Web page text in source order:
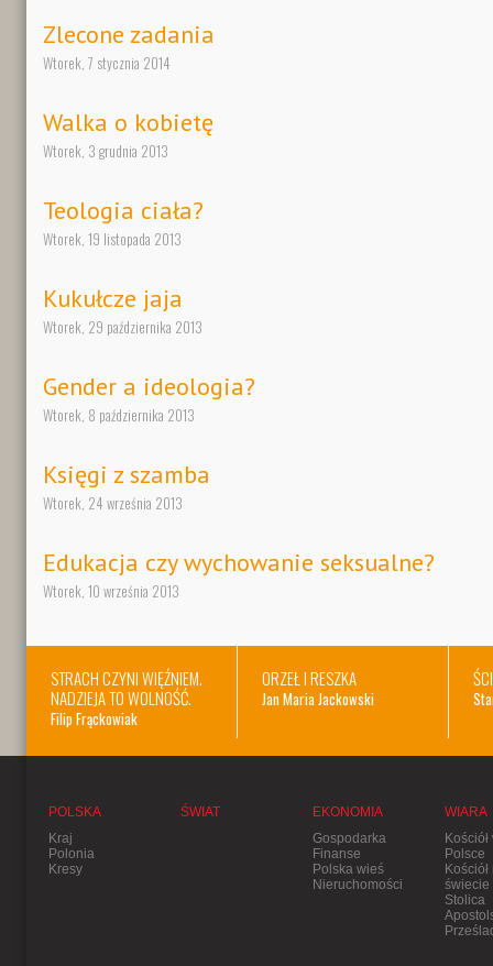
Zlecone zadania
Wtorek, 7 stycznia 2014
Walka o kobietę
Wtorek, 3 grudnia 2013
Teologia ciała?
Wtorek, 19 listopada 2013
Kukułcze jaja
Wtorek, 29 października 2013
Gender a ideologia?
Wtorek, 8 października 2013
Księgi z szamba
Wtorek, 24 września 2013
Edukacja czy wychowanie seksualne?
Wtorek, 10 września 2013
STRACH CZYNI WIĘŹNIEM.
NADZIEJA TO WOLNOŚĆ.
Filip Frąckowiak
ORZEŁ I RESZKA
Jan Maria Jackowski
POLSKA
Kraj
Polonia
Kresy
ŚWIAT
EKONOMIA
Gospodarka
Finanse
Polska wieś
Nieruchomości
WIARA
Kościół
Polsce
Kościół
świecie
Stolica